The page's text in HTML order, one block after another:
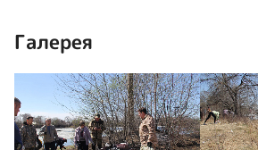
Галерея